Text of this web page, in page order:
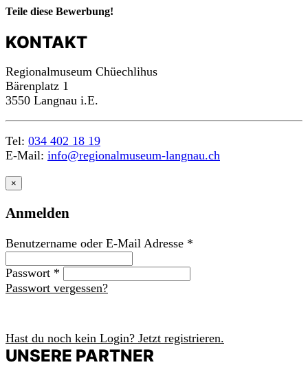
Teile diese Bewerbung!
KONTAKT
Regionalmuseum Chüechlihus
Bärenplatz 1
3550 Langnau i.E.
Tel: 034 402 18 19
E-Mail: info@regionalmuseum-langnau.ch
×
Anmelden
Benutzername oder E-Mail Adresse *
Passwort *
Passwort vergessen?
Hast du noch kein Login? Jetzt registrieren.
UNSERE PARTNER